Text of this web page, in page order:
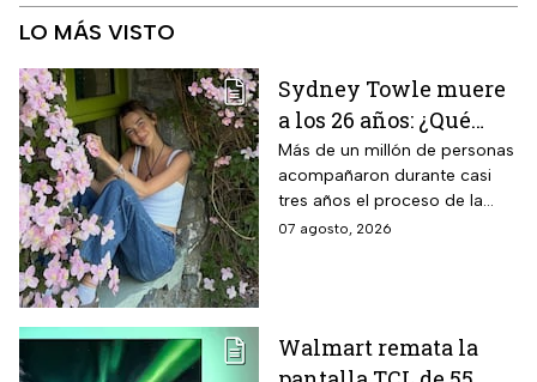
LO MÁS VISTO
Sydney Towle muere
a los 26 años: ¿Qué
cáncer padecía la
estrella de TikTok?
Más de un millón de personas
acompañaron durante casi
tres años el proceso de la
creadora: tratamientos,
07 agosto, 2026
Walmart remata la